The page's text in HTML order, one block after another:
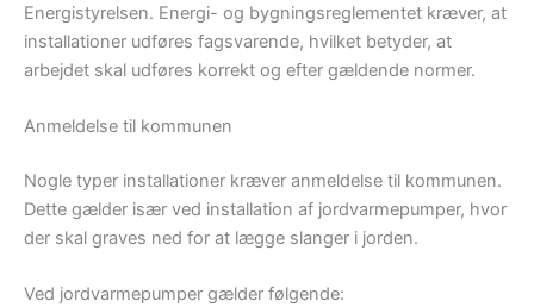
Energistyrelsen. Energi- og bygningsreglementet kræver, at
installationer udføres fagsvarende, hvilket betyder, at
arbejdet skal udføres korrekt og efter gældende normer.
Anmeldelse til kommunen
Nogle typer installationer kræver anmeldelse til kommunen.
Dette gælder især ved installation af jordvarmepumper, hvor
der skal graves ned for at lægge slanger i jorden.
Ved jordvarmepumper gælder følgende: